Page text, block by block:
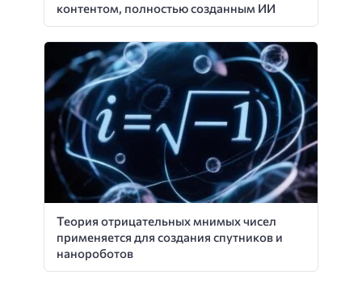
контентом, полностью созданным ИИ
Теория отрицательных мнимых чисел
применяется для создания спутников и
нанороботов